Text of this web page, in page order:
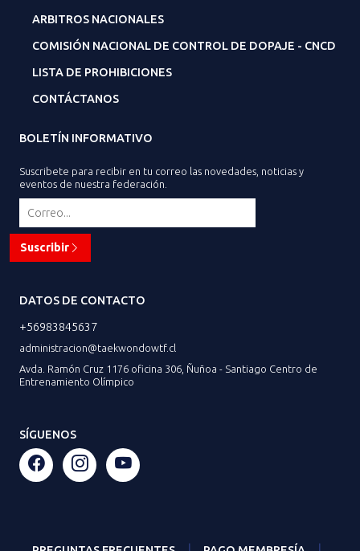
ARBITROS NACIONALES
COMISIÓN NACIONAL DE CONTROL DE DOPAJE - CNCD
LISTA DE PROHIBICIONES
CONTÁCTANOS
BOLETÍN INFORMATIVO
Suscribete para recibir en tu correo las novedades, noticias y
eventos de nuestra federación.
Suscribir
DATOS DE CONTACTO
+56983845637
administracion@taekwondowtf.cl
Avda. Ramón Cruz 1176 oficina 306, Ñuñoa - Santiago Centro de
Entrenamiento Olímpico
SÍGUENOS